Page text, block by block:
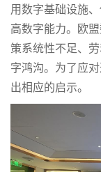
用数字基础设施
高数字能力。欧
策系统性不足、
字鸿沟。为了应
出相应的启示。